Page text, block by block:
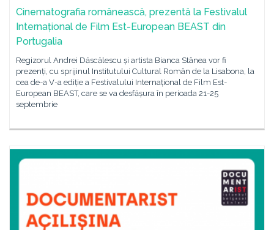
Cinematografia românească, prezentă la Festivalul
Internațional de Film Est-European BEAST din
Portugalia
Regizorul Andrei Dăscălescu și artista Bianca Stânea vor fi
prezenți, cu sprijinul Institutului Cultural Român de la Lisabona, la
cea de-a V-a ediție a Festivalului Internațional de Film Est-
European BEAST, care se va desfășura în perioada 21-25
septembrie